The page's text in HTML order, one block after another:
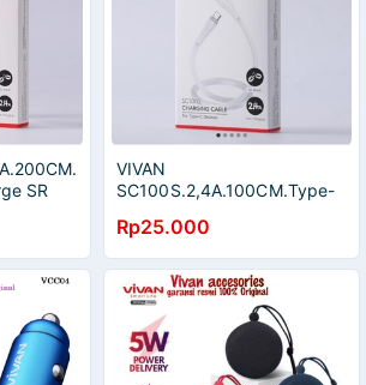
SR
VIVAN
SC100S.2,4A.100CM.Type-
Extended Protection Flat
Design Data Cable WHITE
Rp25.000